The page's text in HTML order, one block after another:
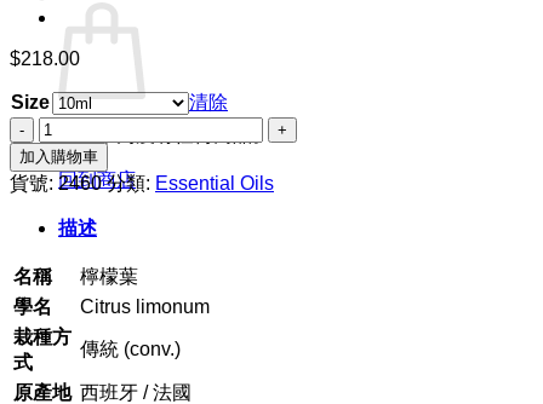
購物車內沒有任何商品。
回到商店
$218.00
Size
清除
檸
檬
葉
量
加入購物車
貨號: 2460 分類: Essential Oils
描述
名稱
檸檬葉
學名
Citrus limonum
栽種方
式
傳統 (conv.)
原產地 西班牙 / 法國